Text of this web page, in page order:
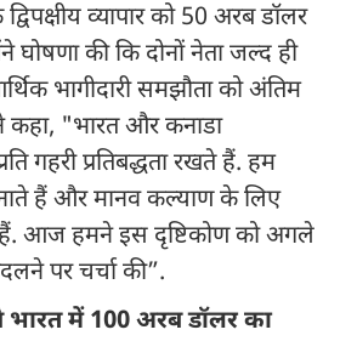
व्यापार को 50 अरब डॉलर
घोषणा की कि दोनों नेता जल्द ही
भागीदारी समझौता को अंतिम
कहा, "भारत और कनाडा
गहरी प्रतिबद्धता रखते हैं. हम
हैं और मानव कल्याण के लिए
हैं. आज हमने इस दृष्टिकोण को अगले
पर चर्चा की”.
में 100 अरब डॉलर का